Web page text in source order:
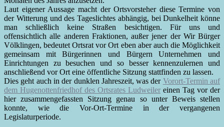
Laut eigener Aussage macht der Ortsvorsteher diese Termine von
der Witterung und des Tageslichtes abhängig, bei Dunkelheit könne
man schließlich keine Straßen besichtigen. Für uns und
offensichtlich alle anderen Fraktionen, außer jener der Wir Bürger
Völklingen, bedeutet Ortsrat vor Ort eben aber auch die Möglichkeit
gemeinsam mit Bürgerinnen und Bürgern Unternehmen und
Einrichtungen zu besuchen und so besser kennenzulernen und
anschließend vor Ort eine öffentliche Sitzung stattfinden zu lassen.
Dies geht auch in der dunklen Jahreszeit, was der Vorort-Termin auf
dem Hugenottenfriedhof des Ortsrates Ludweiler einen Tag vor der
hier zusammengefassten Sitzung genau so unter Beweis stellen
konnte, wie die Vor-Ort-Termine in der vergangenen
Legislaturperiode.